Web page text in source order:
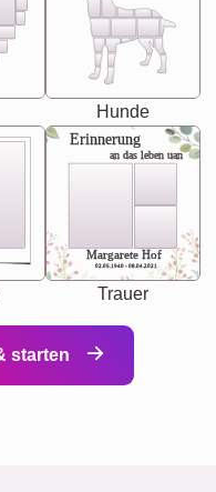
Hunde
Erinnerung
an das leben uan
Margarete Hof
02.05.1940 - 08.04.2021
Trauer
starten